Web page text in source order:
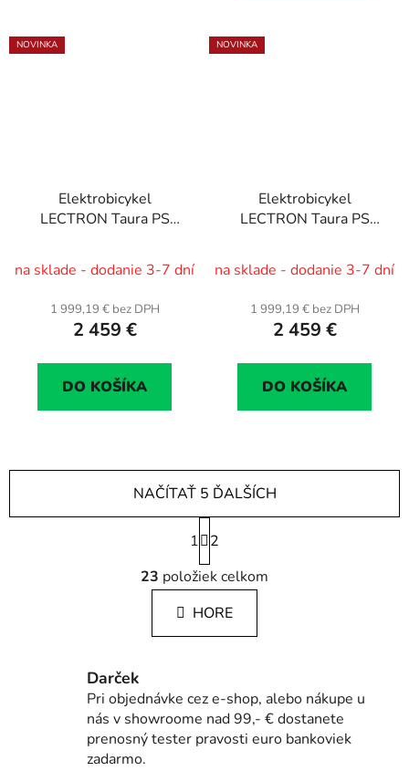
NOVINKA
Elektrobicykel
LECTRON Taura PS
Ah (800 Wh)
na sklade - dodanie 3-7 dní
1 999,19 € bez DPH
2 459 €
DO KOŠÍKA
NOVINKA
Elektrobicykel
LECTRON Taura PS
Ah (800 Wh)
na sklade - dodanie 3-7 dní
1 999,19 € bez DPH
2 459 €
DO KOŠÍKA
O
v
l
á
d
i
e
p
NAČÍTAŤ 5 ĎALŠÍCH
S
t
r
á
n
k
i
e
1
2
23 položiek celkom
HORE
Darček
Pri objednávke cez e-shop, alebo nákupe u
nás v showroome nad 99,- € dostanete
prenosný tester pravosti euro bankoviek
zadarmo.